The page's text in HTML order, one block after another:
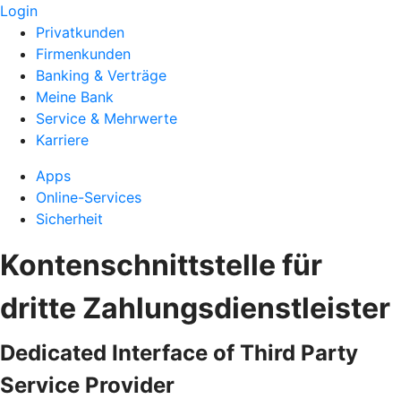
Login
Privatkunden
Firmenkunden
Banking & Verträge
Meine Bank
Service & Mehrwerte
Karriere
Apps
Online-Services
Sicherheit
Kontenschnittstelle für
dritte Zahlungsdienstleister
Dedicated Interface of Third Party
Service Provider